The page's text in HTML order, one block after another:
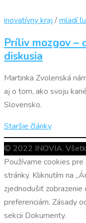
inovatívny kraj /mladí
Príliv mozgov –
diskusia
Martinka Zvolenská
aj o tom, ako svoju
Slovensko.
Navigácia
v
článkoch
Staršie články
© 2022 INOVIA.
Používame cookies
stránky. Kliknutím na
zjednodušiť
preferenciám. Zásady
sekcii Dokumenty.